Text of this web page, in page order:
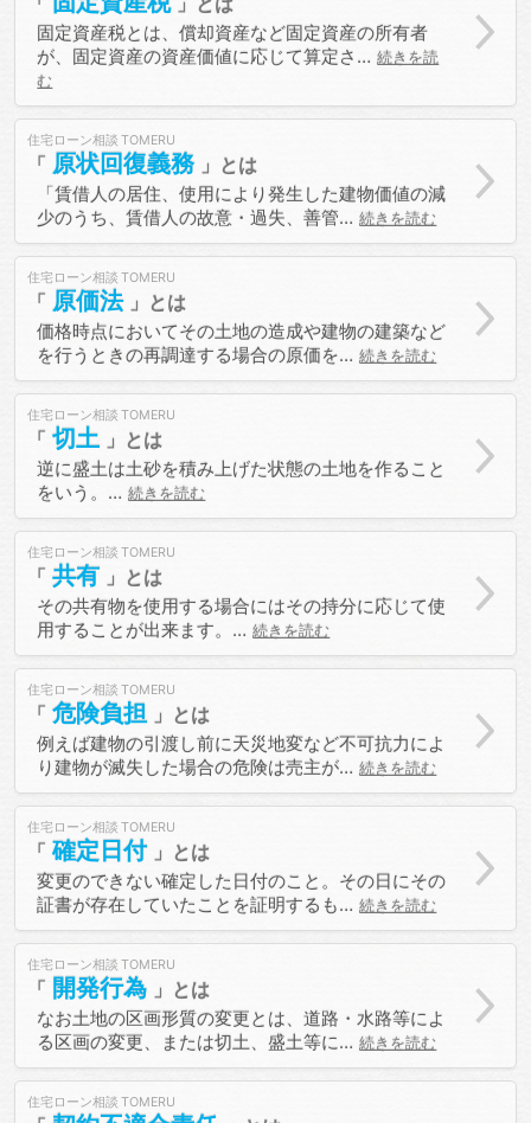
固定資産税とは、償却資産など固定資産の所有者
が、固定資産の資産価値に応じて算定さ… 続きを読
む
住宅ローン相談
原状回復義務
「賃借人の居住、使用により発生した建物価値の減
少のうち、賃借人の故意・過失、善管… 続きを読む
住宅ローン相談
原価法
価格時点においてその土地の造成や建物の建築など
を行うときの再調達する場合の原価を… 続きを読む
住宅ローン相談
切土
逆に盛土は土砂を積み上げた状態の土地を作ること
をいう。… 続きを読む
住宅ローン相談
共有
その共有物を使用する場合にはその持分に応じて使
用することが出来ます。… 続きを読む
住宅ローン相談
危険負担
例えば建物の引渡し前に天災地変など不可抗力によ
り建物が滅失した場合の危険は売主が… 続きを読む
住宅ローン相談
確定日付
変更のできない確定した日付のこと。その日にその
証書が存在していたことを証明するも… 続きを読む
住宅ローン相談
開発行為
なお土地の区画形質の変更とは、道路・水路等によ
る区画の変更、または切土、盛土等に… 続きを読む
住宅ローン相談